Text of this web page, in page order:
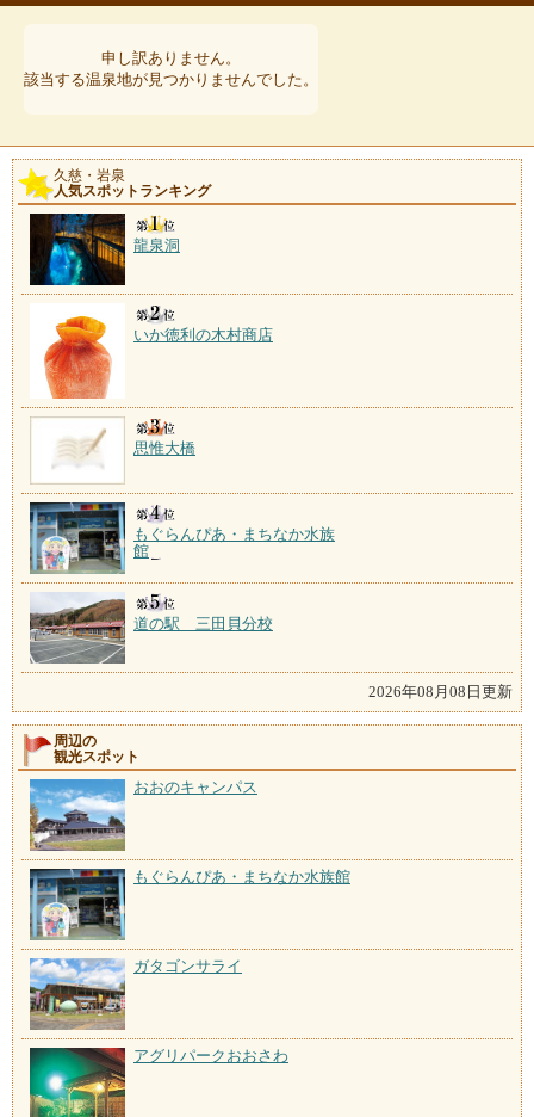
申し訳ありません。
該当する温泉地が見つかりませんでした。
久慈・岩泉
人気スポットランキング
龍泉洞
いか徳利の木村商店
思惟大橋
もぐらんぴあ・まちなか水族
館
道の駅 三田貝分校
2026年08月08日更新
周辺の
観光スポット
おおのキャンパス
もぐらんぴあ・まちなか水族館
ガタゴンサライ
アグリパークおおさわ